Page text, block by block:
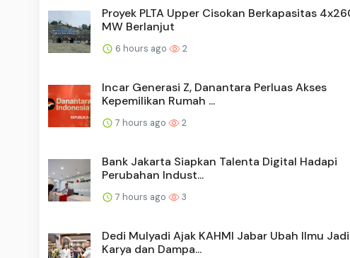
Proyek PLTA Upper Cisokan Berkapasitas
MW Berlanjut
6 hours ago 2
Incar Generasi Z, Danantara Perluas Akses
Kepemilikan Rumah ...
7 hours ago 2
Bank Jakarta Siapkan Talenta Digital Hadapi
Perubahan Indust...
7 hours ago 3
Dedi Mulyadi Ajak KAHMI Jabar Ubah Ilmu Jadi
Karya dan Dampa...